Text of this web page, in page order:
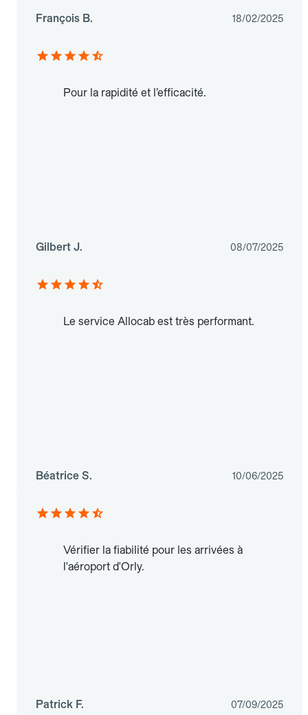
François B. 18/02/2025
Pour la rapidité et l’efficacité.
Gilbert J. 08/07/2025
Le service Allocab est très performant.
Béatrice S. 10/06/2025
Vérifier la fiabilité pour les arrivées à
l'aéroport d'Orly.
Patrick F. 07/09/2025